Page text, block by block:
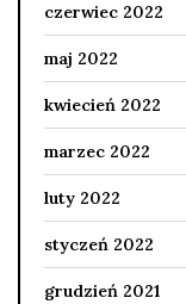
czerwiec 2022
maj 2022
kwiecień 2022
marzec 2022
luty 2022
styczeń 2022
grudzień 2021